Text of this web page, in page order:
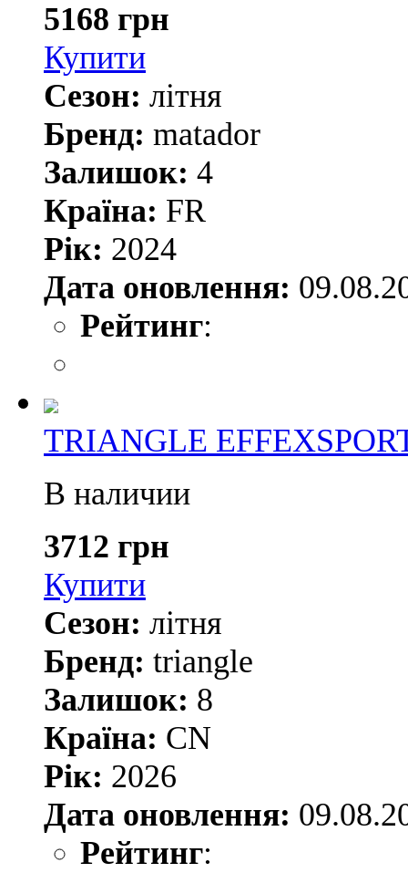
5168 грн
Купити
Сезон: літня
Бренд: matador
Залишок: 4
Країна: FR
Рік: 2024
Дата оновлення:
Рейтинг:
TRIANGLE
В наличии
3712 грн
Купити
Сезон: літня
Бренд: triangle
Залишок: 8
Країна: CN
Рік: 2026
Дата оновлення:
Рейтинг: